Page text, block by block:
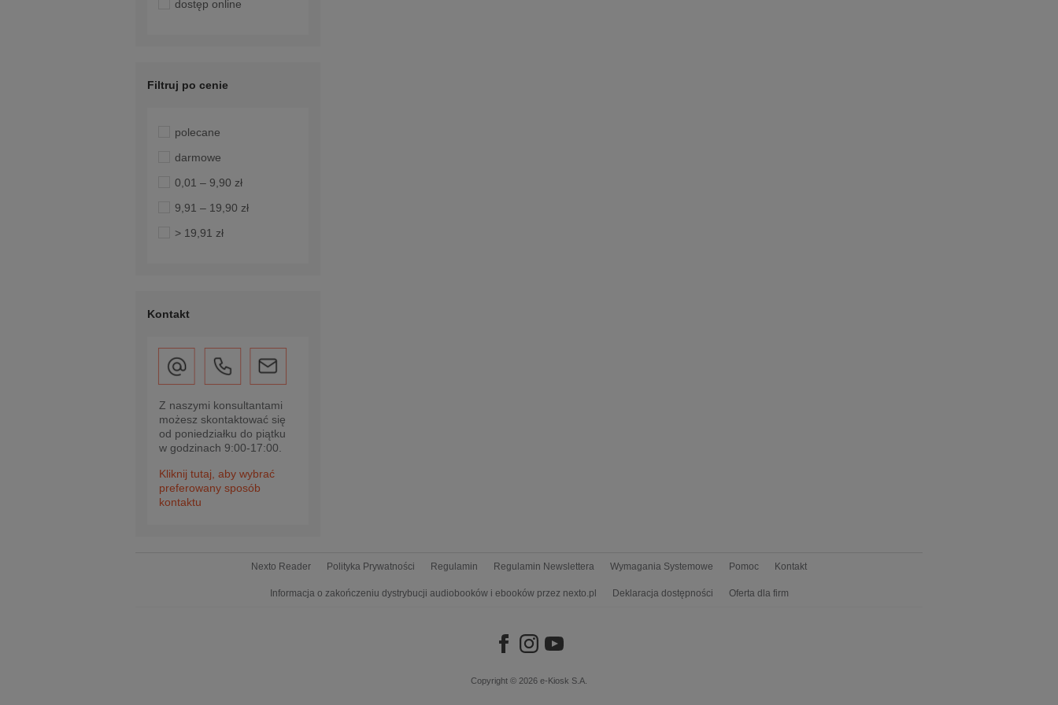
dostęp online
Filtruj po cenie
polecane
darmowe
0,01 – 9,90 zł
9,91 – 19,90 zł
> 19,91 zł
Kontakt
Z naszymi konsultantami
możesz skontaktować się
od poniedziałku do piątku
w godzinach 9:00-17:00.
Kliknij tutaj, aby wybrać
preferowany sposób
kontaktu
Nexto Reader Polityka Prywatności Regulamin Regulamin Newslettera Wymagania Systemowe Pomoc Kontakt
Informacja o zakończeniu dystrybucji audiobooków i ebooków przez nexto.pl Deklaracja dostępności Oferta dla firm
Copyright © 2026 e-Kiosk S.A.